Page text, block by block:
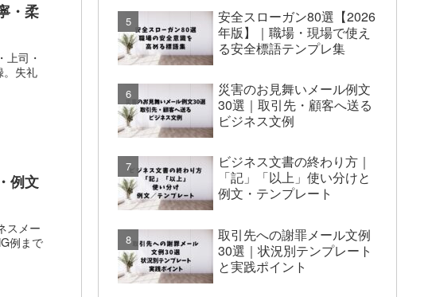
・柔
上司・
。失礼
例文
スメー
例まで
安全スローガン80選【2026
年版】｜職場・現場で使え
る安全標語テンプレ集
災害のお見舞いメール例文
30選｜取引先・顧客へ送る
ビジネス文例
ビジネス文書の終わり方｜
「記」「以上」使い分けと
例文・テンプレート
取引先への謝罪メール文例
30選｜状況別テンプレート
と実践ポイント